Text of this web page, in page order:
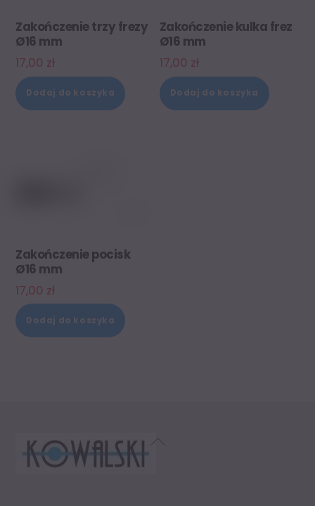
Zakończenie trzy frezy
Ø16 mm
17,00 zł
Dodaj do koszyka
Zakończenie kulka frez
Ø16 mm
17,00 zł
Dodaj do koszyka
Zakończenie pocisk
Ø16 mm
17,00 zł
Dodaj do koszyka